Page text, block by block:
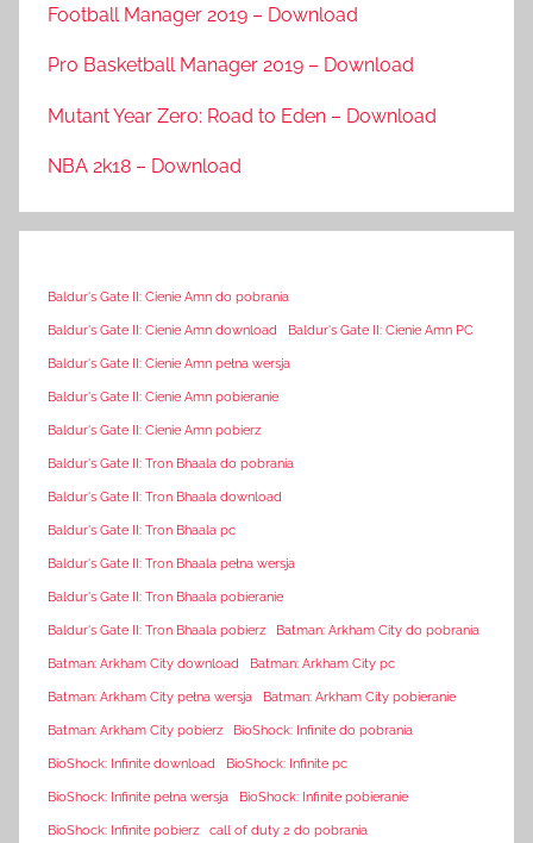
Football Manager 2019 – Download
Pro Basketball Manager 2019 – Download
Mutant Year Zero: Road to Eden – Download
NBA 2k18 – Download
Baldur's Gate II: Cienie Amn do pobrania
Baldur's Gate II: Cienie Amn download Baldur's Gate II: Cienie Amn PC
Baldur's Gate II: Cienie Amn pełna wersja
Baldur's Gate II: Cienie Amn pobieranie
Baldur's Gate II: Cienie Amn pobierz
Baldur's Gate II: Tron Bhaala do pobrania
Baldur's Gate II: Tron Bhaala download
Baldur's Gate II: Tron Bhaala pc
Baldur's Gate II: Tron Bhaala pełna wersja
Baldur's Gate II: Tron Bhaala pobieranie
Baldur's Gate II: Tron Bhaala pobierz Batman: Arkham City do pobrania
Batman: Arkham City download Batman: Arkham City pc
Batman: Arkham City pełna wersja Batman: Arkham City pobieranie
Batman: Arkham City pobierz BioShock: Infinite do pobrania
BioShock: Infinite download BioShock: Infinite pc
BioShock: Infinite pełna wersja BioShock: Infinite pobieranie
BioShock: Infinite pobierz call of duty 2 do pobrania